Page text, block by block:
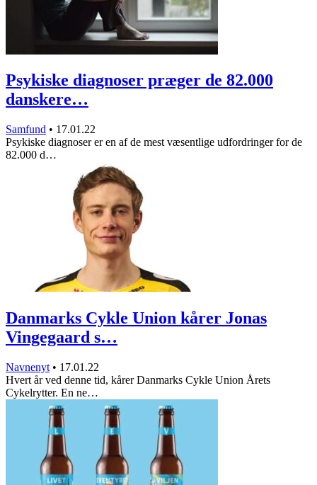
Psykiske diagnoser præger de 82.000
danskere…
Samfund • 17.01.22
Psykiske diagnoser er en af de mest væsentlige udfordringer for de
82.000 d…
Danmarks Cykle Union kårer Jonas
Vingegaard s…
Navnenyt • 17.01.22
Hvert år ved denne tid, kårer Danmarks Cykle Union Årets
Cykelrytter. En ne…